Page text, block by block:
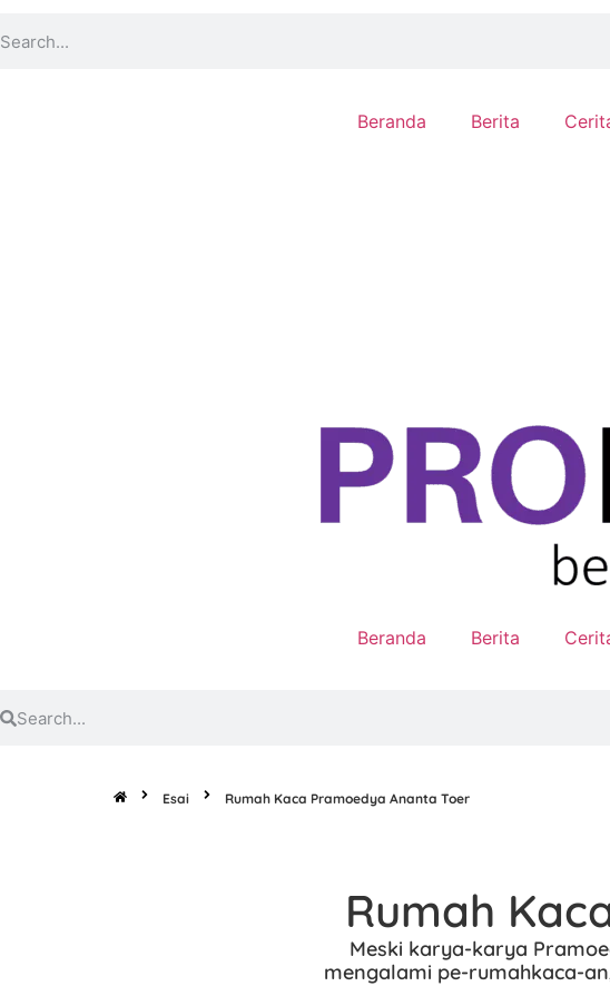
Beranda Berita
Beranda Berita
Esai Rumah Kaca Pramoedya Ananta Toer
Rumah
Meski karya-karya
mengalami pe-rumahkaca-